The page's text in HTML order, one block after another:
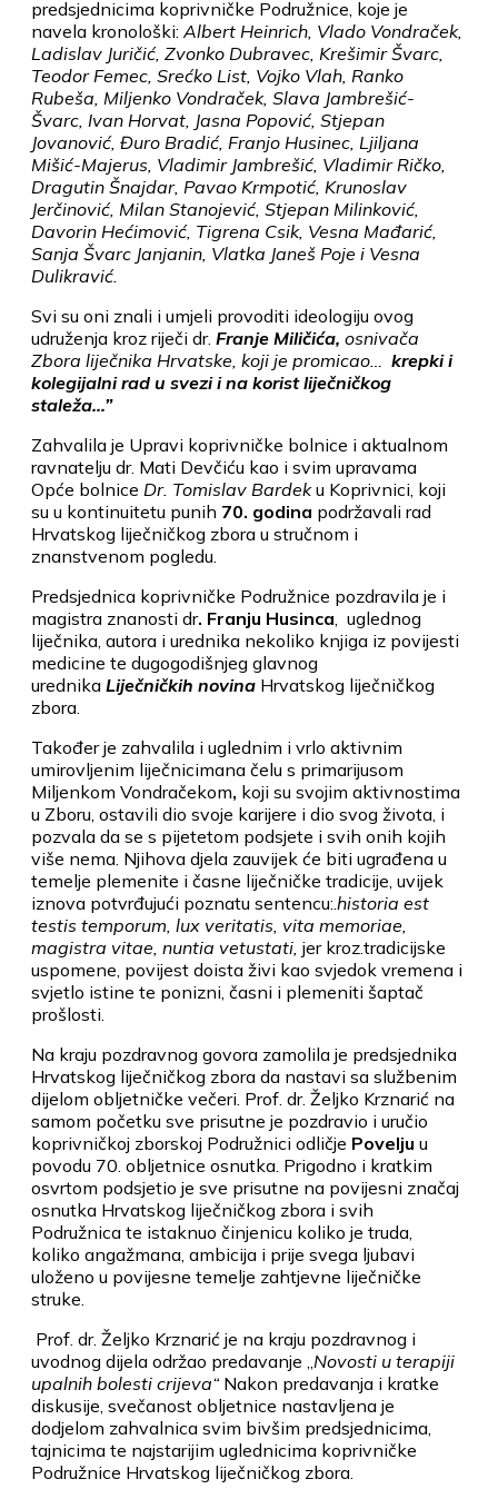
predsjednicima koprivničke Podružnice, koje je
navela kronološki: Albert Heinrich, Vlado Vondraček,
Ladislav Juričić, Zvonko Dubravec, Krešimir Švarc,
Teodor Femec, Srećko List, Vojko Vlah, Ranko
Rubeša, Miljenko Vondraček, Slava Jambrešić-
Švarc, Ivan Horvat, Jasna Popović, Stjepan
Jovanović, Đuro Bradić, Franjo Husinec, Ljiljana
Mišić-Majerus, Vladimir Jambrešić, Vladimir Ričko,
Dragutin Šnajdar, Pavao Krmpotić, Krunoslav
Jerčinović, Milan Stanojević, Stjepan Milinković,
Davorin Hećimović, Tigrena Csik, Vesna Mađarić,
Sanja Švarc Janjanin, Vlatka Janeš Poje i Vesna
Dulikravić.
Svi su oni znali i umjeli provoditi ideologiju ovog
udruženja kroz riječi dr. Franje Miličića, osnivača
Zbora liječnika Hrvatske, koji je promicao…
krepki i
kolegijalni rad u svezi i na korist liječničkog
staleža…”
Zahvalila je Upravi koprivničke bolnice i aktualnom
ravnatelju dr. Mati Devčiću kao i svim upravama
Opće bolnice Dr. Tomislav Bardeku Koprivnici, koji
su u kontinuitetu punih 70. godina podržavali rad
Hrvatskog liječničkog zbora u stručnom i
znanstvenom pogledu.
Predsjednica koprivničke Podružnice pozdravila je i
magistra znanosti dr. Franju Husinca , uglednog
liječnika, autora i urednika nekoliko knjiga iz povijesti
medicine te dugogodišnjeg glavnog
urednika Liječničkih novina Hrvatskog liječničkog
zbora.
Također je zahvalila i uglednim i vrlo aktivnim
umirovljenim liječnicimana čelu s primarijusom
Miljenkom Vondračekom, koji su svojim aktivnostima
u Zboru, ostavili dio svoje karijere i dio svog života, i
pozvala da se s pijetetom podsjete i svih onih kojih
više nema. Njihova djela zauvijek će biti ugrađena u
temelje ple­menite i časne liječničke tradicije, uvijek
iznova potvrđujući poznatu sentencu:. historia est
testis temporum, lux veritatis, vita memoriae,
magistra vitae, nuntia vetustati, jer kroz.tradicijske
uspomene, povijest doista živi kao svjedok vremena i
svjetlo istine te ponizni, časni i plemeniti šaptač
prošlosti.
Na kraju pozdravnog govora zamolila je predsjednika
Hrvatskog liječničkog zbora da nastavi sa službenim
dijelom obljetničke večeri. Prof. dr. Željko Krznarić na
samom početku sve prisutne je pozdravio i uručio
koprivničkoj zborskoj Podružnici odličje Povelju u
povodu 70. obljetnice osnutka. Prigodno i kratkim
osvrtom podsjetio je sve prisutne na povijesni značaj
osnutka Hrvatskog liječničkog zbora i svih
Podružnica te istaknuo činjenicu koliko je truda,
koliko angažmana, ambicija i prije svega ljubavi
uloženo u povijesne temelje zahtjevne liječničke
struke.
Prof. dr. Željko Krznarić je na kraju pozdravnog i
uvodnog dijela održao predavanje „ Novosti u terapiji
upalnih bolesti crijeva“ Nakon predavanja i kratke
diskusije, svečanost obljetnice nastavljena je
dodjelom zahvalnica svim bivšim predsjednicima,
tajnicima te najstarijim uglednicima koprivničke
Podružnice Hrvatskog liječničkog zbora.